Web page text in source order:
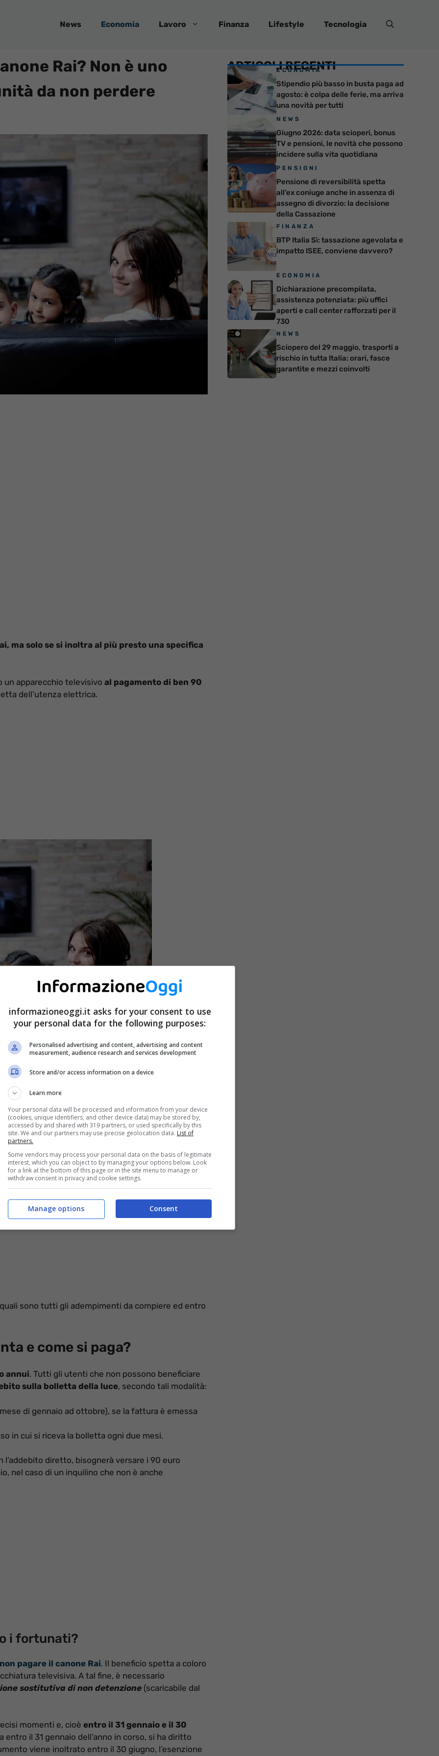
News Economia Lavoro Finanza Lifestyle Tecnologia
Rai? Non è uno
da non perdere
ma solo se si inoltra al più presto una specifica
un apparecchio televisivo al pagamento di ben 90
dell’utenza elettrica.
Rai – InformazioneOggi.it
chiunque è intestatario di un’utenza domestica
di un televisore.
dal versamento dell’imposta. Gli interessati
la richiesta di esonero. La seconda data disponibile
sono tutti gli adempimenti da compiere ed entro
e come si paga?
annui. Tutti gli utenti che non possono beneficiare
sulla bolletta della luce, secondo tali modalità:
di gennaio ad ottobre), se la fattura è emessa
in cui si riceva la bolletta ogni due mesi.
diretto, bisognerà versare i 90 euro
nel caso di un inquilino che non è anche
i fortunati?
pagare il canone Rai. Il beneficio spetta a coloro
televisiva. A tal fine, è necessario
sostitutiva di non detenzione (scaricabile dal
momenti e, cioè entro il 31 gennaio e il 30
entro il 31 gennaio dell’anno in corso, si ha diritto
viene inoltrato entro il 30 giugno, l’esenzione
ARTICOLI RECENTI
ECONOMIA
Stipendio più basso in busta paga ad
agosto: è colpa delle ferie, ma arriva
una novità per tutti
NEWS
Giugno 2026: data scioperi, bonus
TV e pensioni, le novità che possono
incidere sulla vita quotidiana
PENSIONI
Pensione di reversibilità spetta
all’ex coniuge anche in assenza di
assegno di divorzio: la decisione
della Cassazione
FINANZA
BTP Italia Sì: tassazione agevolata e
impatto ISEE, conviene davvero?
ECONOMIA
Dichiarazione precompilata,
assistenza potenziata: più uffici
aperti e call center rafforzati per il
730
NEWS
Sciopero del 29 maggio, trasporti a
rischio in tutta Italia: orari, fasce
garantite e mezzi coinvolti
informazioneoggi.it asks for your consent to use
your personal data for the following purposes:
Personalised advertising and content, advertising and content
measurement, audience research and services development
Store and/or access information on a device
Learn more
Your personal data will be processed and information from your device
(cookies, unique identifiers, and other device data) may be stored by,
accessed by and shared with 319 partners, or used specifically by this
site. We and our partners may use precise geolocation data. List of
partners.
Some vendors may process your personal data on the basis of legitimate
interest, which you can object to by managing your options below. Look
for a link at the bottom of this page or in the site menu to manage or
withdraw consent in privacy and cookie settings.
Consent
Manage options